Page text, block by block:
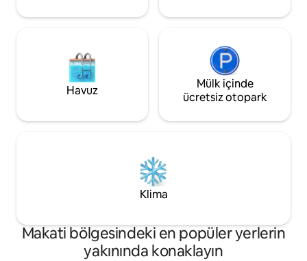
Havuz
Mülk içinde
ücretsiz otopark
Klima
Makati bölgesindeki en popüler yerlerin
yakınında konaklayın